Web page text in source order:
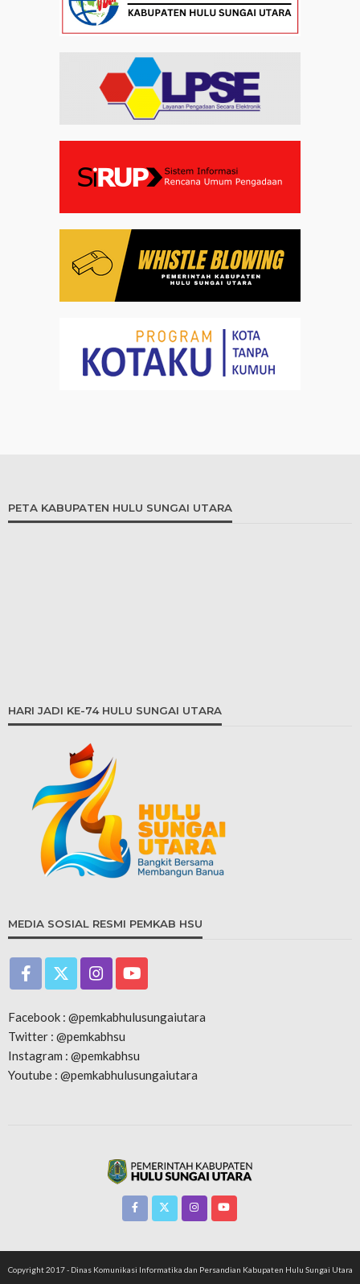
PETA KABUPATEN HULU SUNGAI UTARA
HARI JADI KE-74 HULU SUNGAI UTARA
MEDIA SOSIAL RESMI PEMKAB HSU
Facebook : @pemkabhulusungaiutara
Twitter : @pemkabhsu
Instagram : @pemkabhsu
Youtube : @pemkabhulusungaiutara
Copyright 2017 - Dinas Komunikasi Informatika dan Persandian Kabupaten Hulu Sungai Utara